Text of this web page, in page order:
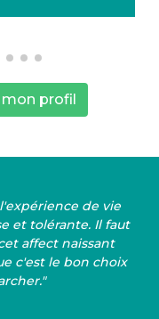
mon profil
de vie
et tolérante. Il faut
affect naissant
c'est le bon choix